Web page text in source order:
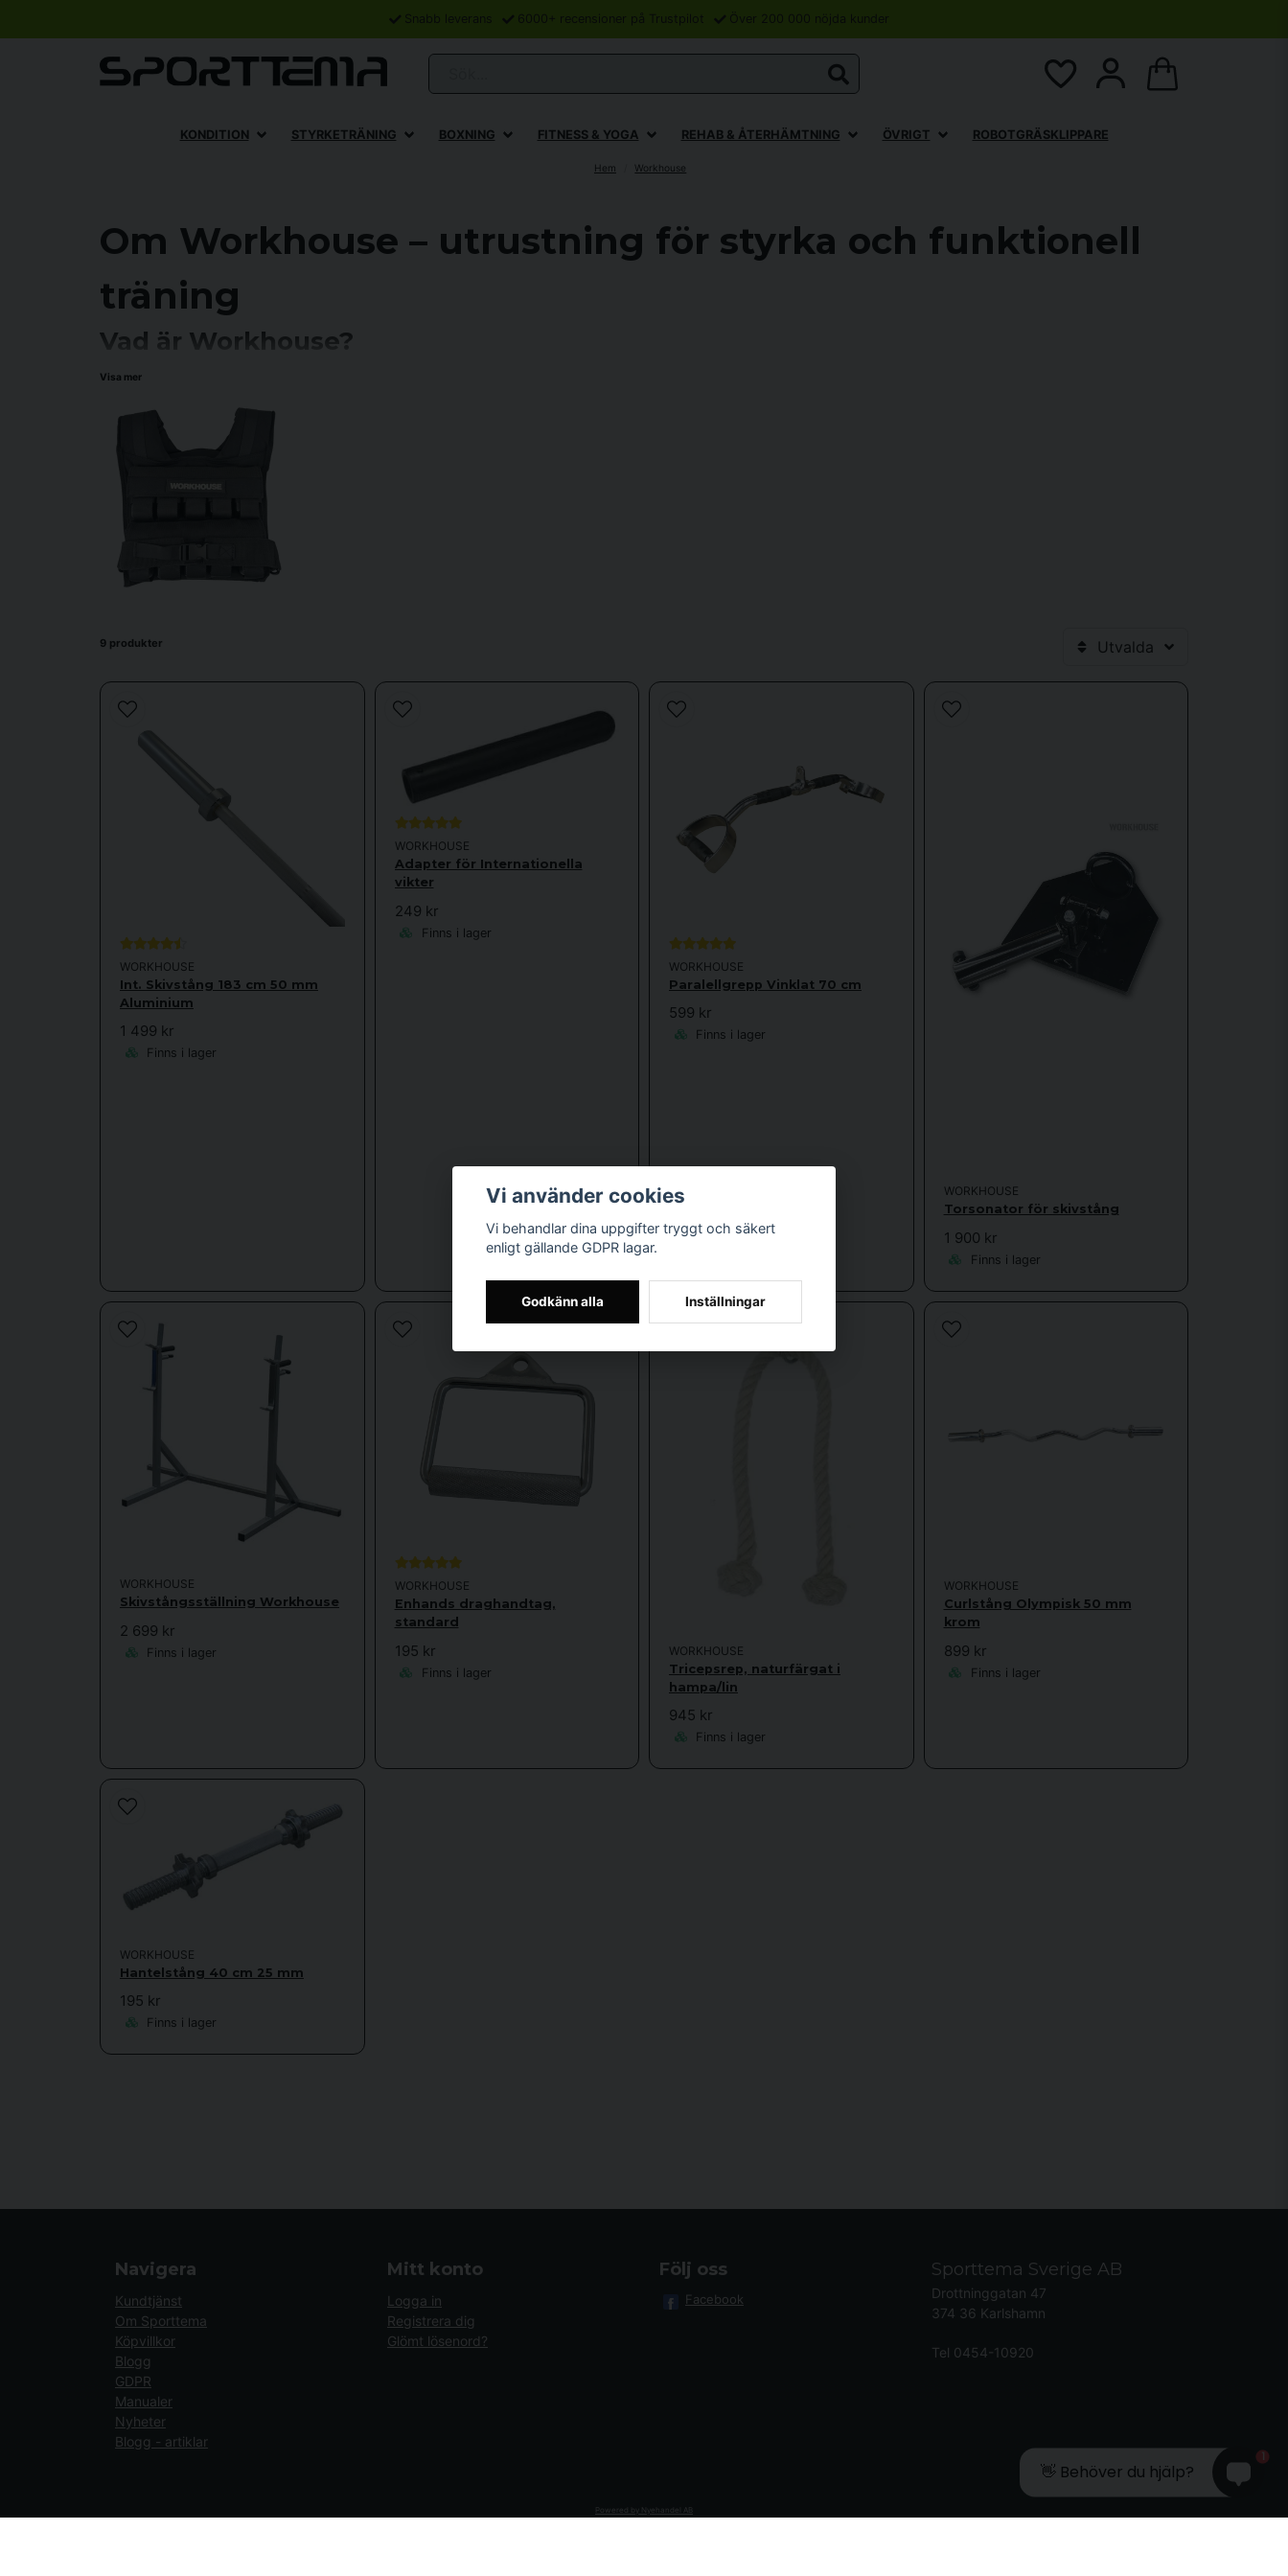
Snabb leverans 6000+ recensioner på Trustpilot Över 200 000 nöjda kunder
KONDITION STYRKETRÄNING BOXNING FITNESS & YOGA REHAB & ÅTERHÄMTNING ÖVRIGT ROBOTGRÄSKLIPPARE
Hem Workhouse
Om Workhouse – utrustning för styrka och funktionell
träning
Vad är Workhouse?
Workhouse är ett varumärke inom träningsutrustning som innefattar ett stort urval av redskap och maskiner för styrka, funktionell träning och friviktsövningar. Produkterna är utvecklade
Vad erbjuder Workhouse?
Workhouse erbjuder ett varierat sortiment av träningsprodukter såsom träningsbänkar, skivstångsställningar, suspension trainers, hyperextensions, klätterrep och andra redskap för
styrketräning och funktionell träning. Sortimentet är anpassat för både hemmaträning och mer omfattande träningsmiljöer där mångsidighet och robust konstruktion är viktigt.
Visa mer
9 produkter Utvalda
WORKHOUSE
Int. Skivstång 183 cm 50 mm
Aluminium
1 499 kr
Finns i lager
WORKHOUSE
Adapter för Internationella
vikter
249 kr
Finns i lager
WORKHOUSE
Paralellgrepp Vinklat 70 cm
599 kr
Finns i lager
WORKHOUSE
Torsonator för skivstång
1 900 kr
Finns i lager
WORKHOUSE
Skivstångsställning Workhouse
2 699 kr
Finns i lager
WORKHOUSE
Enhands draghandtag,
standard
195 kr
Finns i lager
WORKHOUSE
Tricepsrep, naturfärgat i
hampa/lin
945 kr
Finns i lager
WORKHOUSE
Curlstång Olympisk 50 mm
krom
899 kr
Finns i lager
WORKHOUSE
Hantelstång 40 cm 25 mm
195 kr
Finns i lager
Navigera
Kundtjänst
Om Sporttema
Köpvillkor
Blogg
GDPR
Manualer
Nyheter
Blogg - artiklar
Mitt konto
Logga in
Registrera dig
Glömt lösenord?
Följ oss
Facebook
Sporttema Sverige AB
Drottninggatan 47
374 36 Karlshamn
Tel 0454-10920
Powered by Nyehandel AB
Vi använder cookies
Vi behandlar dina uppgifter tryggt och säkert
enligt gällande GDPR lagar.
Godkänn alla Inställningar
👋 Behöver du hjälp?
1